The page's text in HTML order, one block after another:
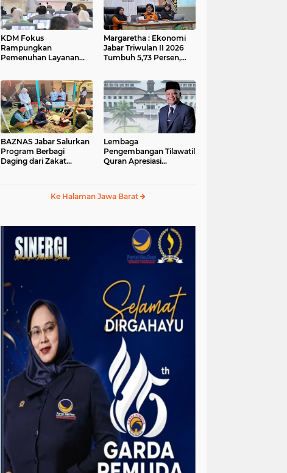
KDM Fokus
Rampungkan
Pemenuhan Layanan
Margaretha : Ekonomi
Jabar Triwulan II 2026
Tumbuh 5,73 Persen,
BAZNAS Jabar Salurkan
Program Berbagi
Daging dari Zakat
Lembaga
Pengembangan Tilawatil
Quran Apresiasi
Ke Halaman Jawa Barat